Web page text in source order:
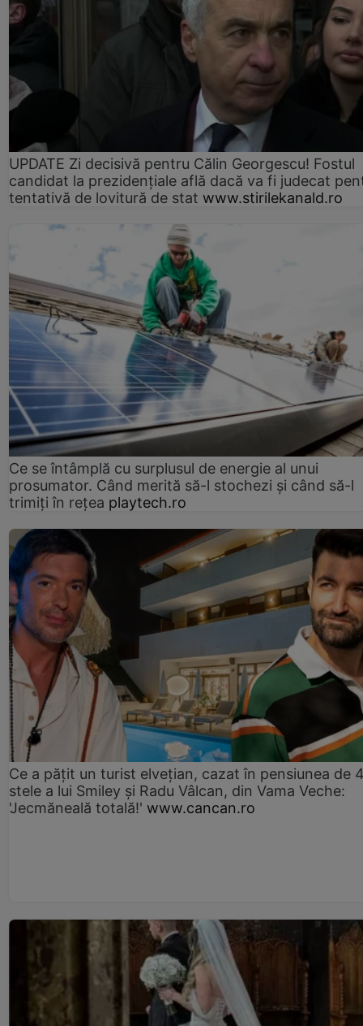
UPDATE Zi decisivă pentru Călin Georgescu! Fostul
candidat la prezidențiale află dacă va fi judecat
tentativă de lovitură de stat www.stirilekanald.ro
Ce se întâmplă cu surplusul de energie al unui
prosumator. Când merită să-l stochezi și când să-l
trimiți în rețea playtech.ro
Ce a pățit un turist elvețian, cazat în pensiunea de
stele a lui Smiley și Radu Vâlcan, din Vama Veche:
'Jecmăneală totală!' www.cancan.ro